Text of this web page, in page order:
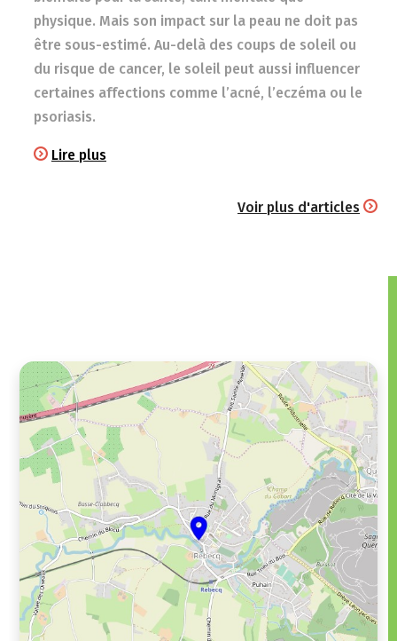
physique. Mais son impact sur la peau ne doit pas
être sous-estimé. Au-delà des coups de soleil ou
du risque de cancer, le soleil peut aussi influencer
certaines affections comme l’acné, l’eczéma ou le
psoriasis.
Lire plus
Voir plus d'articles